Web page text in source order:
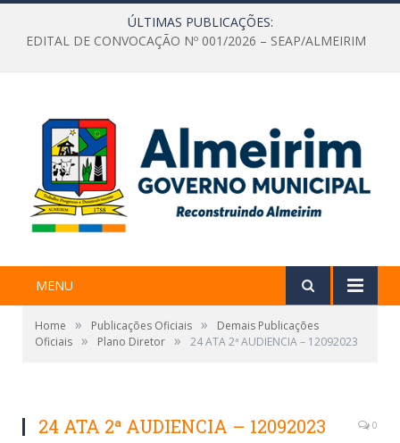
ÚLTIMAS PUBLICAÇÕES:
EDITAL DE CONVOCAÇÃO Nº 001/2026 – SEAP/ALMEIRIM
MENU
Home » Publicações Oficiais »
Demais Publicações
Oficiais » Plano Diretor » 24 ATA 2ª AUDIENCIA – 12092023
24 ATA 2ª AUDIENCIA – 12092023 0